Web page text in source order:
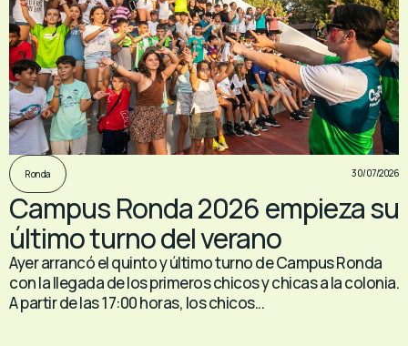
Ronda 30/07/2026
Campus Ronda 2026 empieza su
último turno del verano
Ayer arrancó el quinto y último turno de Campus Ronda
con la llegada de los primeros chicos y chicas a la colonia.
A partir de las 17:00 horas, los chicos...